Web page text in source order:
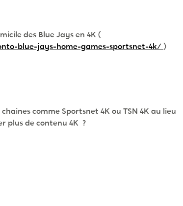
des Blue Jays en 4K (
blue-jays-home-games-sportsnet-4k/ )
comme Sportsnet 4K ou TSN 4K au lieu
plus de contenu 4K ?